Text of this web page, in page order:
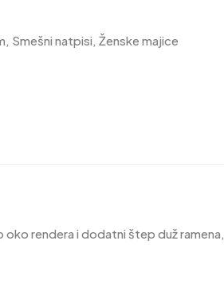
, Smešni natpisi, Ženske majice
rendera i dodatni štep duž ramena,